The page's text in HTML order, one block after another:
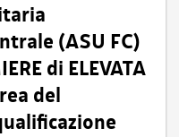
(ASU FC)
di ELEVATA
del